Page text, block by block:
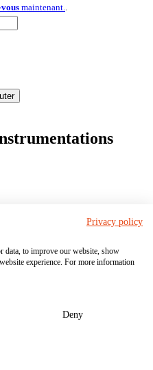
maintenant..
version du micrologiciel pour
Les fichiers zip sont disponibles
la fonction de recherche. Si
heureux de vous conseiller
Privacy policy
data, to improve our website, show
experience. For more information
Deny